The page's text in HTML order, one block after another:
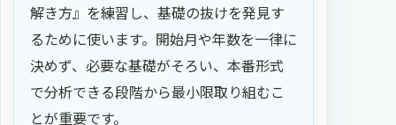
解き方』を練習し、基礎の抜けを発見す
るために使います。開始月や年数を一律に
決めず、必要な基礎がそろい、本番形式
で分析できる段階から最小限取り組むこ
とが重要です。